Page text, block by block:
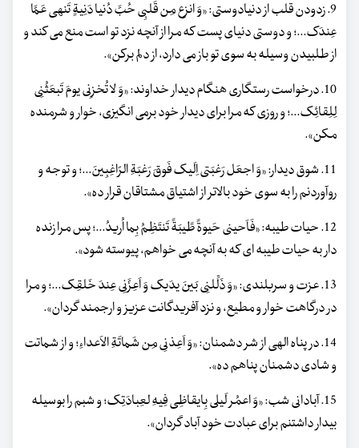
9. زدودن قلب از دنیادوستی: «وَ انزِع مِن قَلبِی حُبَّ دُنیا دَنِیةٍ تَنهی عَمَّا
عِندَک...؛ و دوستی دنیای پست که مرا از آنچه نزد تو است منع می کند و
از طلبیدن وسیله به سوی تو باز می دارد، از دلم برکن».
10. درخواست رستگاری هنگام دیدار خداوند: «وَ لا تُخزِنی یومَ تَبعَثُنِی
لِلِقائِک...؛ و روزی که مرا برای دیدار خود برمی انگیزی، خوار و شرمنده
مکن».
11. شوق دیدار: «وَ اجعَل رَغبَتی اِلَیک فَوقَ رَغبَةِ الرّاغِبِینَ...؛ و توجه و
روآوردنم را به سوی خود بالاتر از اشتیاق مشتاقان قرار ده».
12. حیات طیبه: «فَاَحینی حَیوةً طًیبَةً تَنتَظِمُ بِما اُریدُ...؛ پس مرا زنده
دار به حیات طیبه ای که به آنچه می خواهم، پیوسته شود».
13. عزت و سربلندی: «وَ ذَلِّلنِی بَینَ یدَیک وَ اَعِزَّنِی عِندَ خَلقِک...؛ و مرا
در درگاهت خوار و مطیع، و نزد آفریدگانت عزیز و ارجمند گردان».
14. در پناه الهی از شر دشمنان: «وَ اَعِذنِی مِن شَماتَةِ الاَعداءِ؛ و از شماتت
و شادی دشمنان پناهم ده».
15. آبادانی شب: «وَ اعمُر لَیلی بِایقاظِی فِیهِ لعِبادَتِک؛ و شبم را بوسیله
بیدار داشتنم برای عبادت خود آباد گردان».